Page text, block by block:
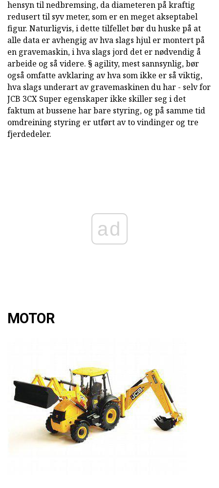
hensyn til nedbremsing, da diameteren på kraftig
redusert til syv meter, som er en meget akseptabel
figur. Naturligvis, i dette tilfellet bør du huske på at
alle data er avhengig av hva slags hjul er montert på
en gravemaskin, i hva slags jord det er nødvendig å
arbeide og så videre. § agility, mest sannsynlig, bør
også omfatte avklaring av hva som ikke er så viktig,
hva slags underart av gravemaskinen du har - selv for
JCB 3CX Super egenskaper ikke skiller seg i det
faktum at bussene har bare styring, og på samme tid
omdreining styring er utført av to vindinger og tre
fjerdedeler.
ad
MOTOR